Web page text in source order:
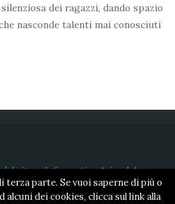
dei ragazzi, dando spazio
nasconde talenti mai conosciuti
sito-Informativa Aziendale
| Cod. Fiscale 95207830100
parte. Se vuoi saperne di più o
alcuni dei cookies, clicca sul link alla